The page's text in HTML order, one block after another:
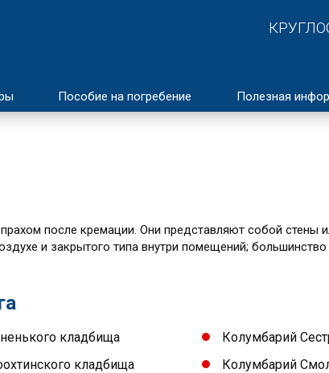
Пособие на погребение Полезная
после кремации. Они представляют собой стены
и закрытого типа внутри помещений; большинство
кладбища
кладбища
Колумбарий
Колумбарий